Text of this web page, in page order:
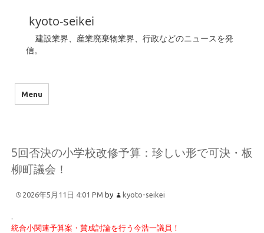
kyoto-seikei
建設業界、産業廃棄物業界、行政などのニュースを発
信。
Menu
5回否決の小学校改修予算：珍しい形で可決・板
柳町議会！
2026年5月11日 4:01 PM by kyoto-seikei
.
統合小関連予算案・賛成討論を行う今浩一議員！